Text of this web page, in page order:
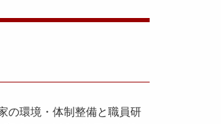
の環境・体制整備と職員研